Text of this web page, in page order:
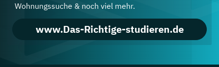
Wohnungssuche & noch viel mehr.
www.Das-Richtige-studieren.de